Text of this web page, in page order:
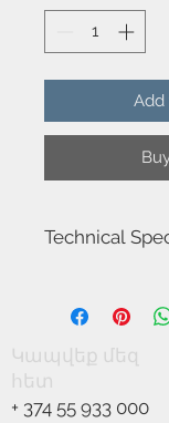
Add
Technical
Light source: E27
Structure
Structure finish:
Voltage /
Կապվեք մեզ
հետ
+ 374 55 933 000